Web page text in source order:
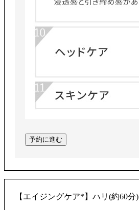
予約に進む
【エイジングケア*】ハリ(約60分)